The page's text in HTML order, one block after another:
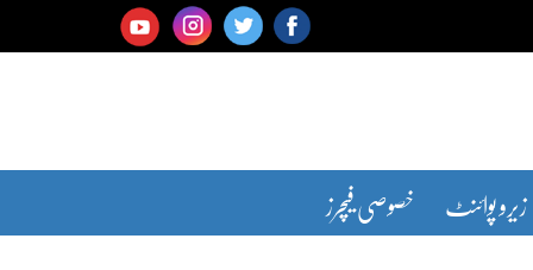
زیرو پوائنٹ خصوصی فیچرز